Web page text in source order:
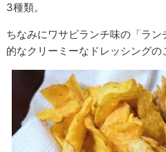
3種類。
ちなみにワサビランチ味の「ラ
的なクリーミーなドレッシングの